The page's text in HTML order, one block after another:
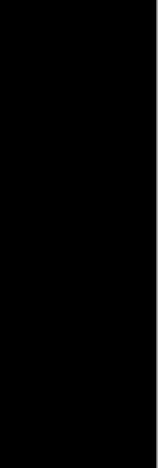
demos prioridad y te
y general
.
fué producida en
da Razão